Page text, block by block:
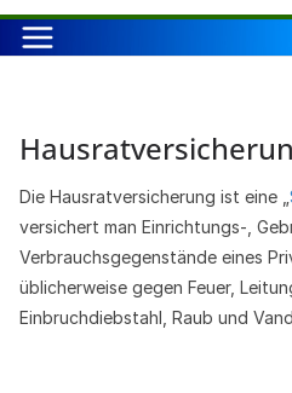
Die Hausratversicherung ist eine „
versichert man Einrichtungs-,
Verbrauchsgegenstände eines
üblicherweise gegen Feuer,
Einbruchdiebstahl, Raub und